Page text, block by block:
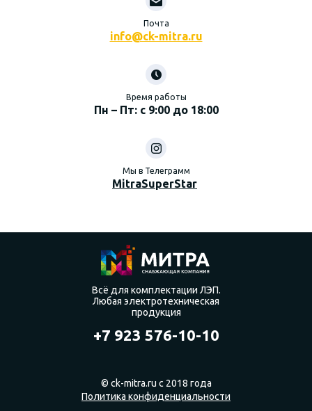
Почта
info@ck-mitra.ru
Время работы
Пн – Пт: с 9:00 до 18:00
Мы в Телеграмм
MitraSuperStar
Всё для комплектации ЛЭП.
Любая электротехническая
продукция
+7 923 576-10-10
© ck-mitra.ru с 2018 года
Политика конфиденциальности